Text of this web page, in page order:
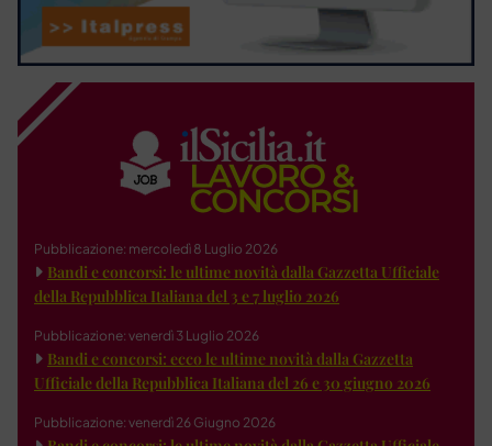
Pubblicazione: mercoledì 8 Luglio 2026
Bandi e concorsi: le ultime novità dalla Gazzetta Ufficiale
della Repubblica Italiana del 3 e 7 luglio 2026
Pubblicazione: venerdì 3 Luglio 2026
Bandi e concorsi: ecco le ultime novità dalla Gazzetta
Ufficiale della Repubblica Italiana del 26 e 30 giugno 2026
Pubblicazione: venerdì 26 Giugno 2026